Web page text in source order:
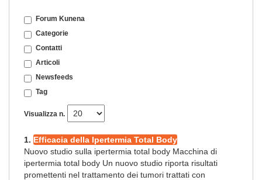
Forum Kunena
Categorie
Contatti
Articoli
Newsfeeds
Tag
Visualizza n.
1. Efficacia della Ipertermia Total Body
Nuovo studio sulla ipertermia total body Macchina di
ipertermia total body Un nuovo studio riporta risultati
promettenti nel trattamento dei tumori trattati con